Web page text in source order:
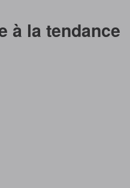
à la tendance